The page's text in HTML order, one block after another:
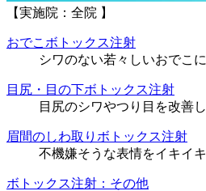
【実施院：全院 】
おでこボトックス注射
シワのない若々しいおでこに
目尻・目の下ボトックス注射
目尻のシワやつり目を改善
眉間のしわ取りボトックス注射
不機嫌そうな表情をイキイ
ボトックス注射：その他